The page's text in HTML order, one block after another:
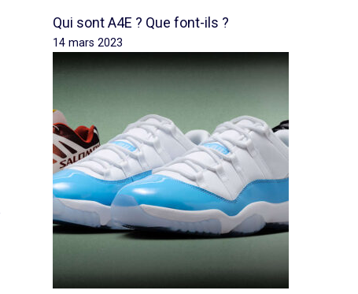
Qui sont A4E ? Que font-ils ?
14 mars 2023